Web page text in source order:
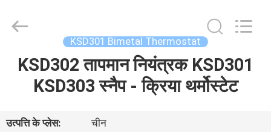
होम
Electric
Reserved.
KSD301 Bimetal Thermostat
KSD302 तापमान नियंत्रक KSD301
KSD303 स्नैप - क्रिया थर्मोस्टेट
उत्पत्ति के प्लेस:
चीन